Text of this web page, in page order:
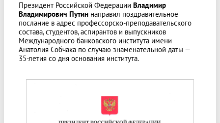
Президент Российской Федерации Владимир
Владимирович Путин направил поздравительное
послание в адрес профессорско-преподавательского
состава, студентов, аспирантов и выпускников
Международного банковского института имени
Анатолия Собчака по случаю знаменательной даты —
35-летия со дня основания института.